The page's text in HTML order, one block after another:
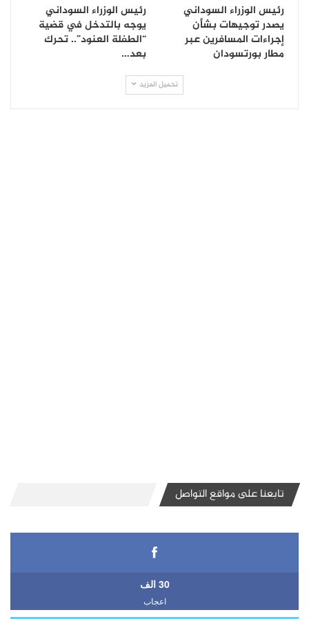
رئيس الوزراء السوداني
يصدر توجيهات بشأن
إجراءات المسافرين عبر
مطار بورتسودان
رئيس الوزراء السوداني
يوجه بالتدخل في قضية
“الطفلة العنود”.. تحرك
بعد…
تحميل المزيد
تابعنا على مواقع التواصل
30 الف
اعجاب